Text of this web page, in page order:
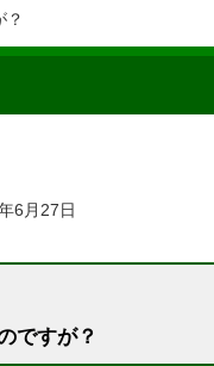
？
6月27日
ですが？